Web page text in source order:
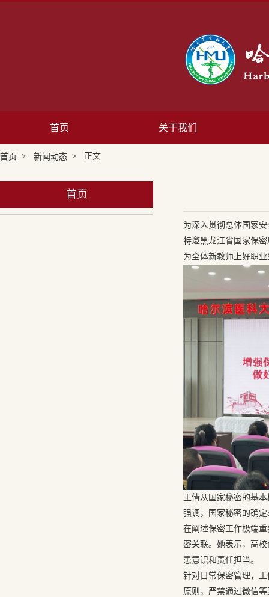
首页 关于我们
首页 > 新闻动态 > 正文
首页
为深入贯彻总体国家
特邀黑龙江省国家保
为全体新教师上好职
王倩从国家秘密的基
强调，国家秘密的确
在阐述保密工作极端
密关联。她表示，高
患意识和责任担当。
针对日常保密管理，
原则，严禁通过微信